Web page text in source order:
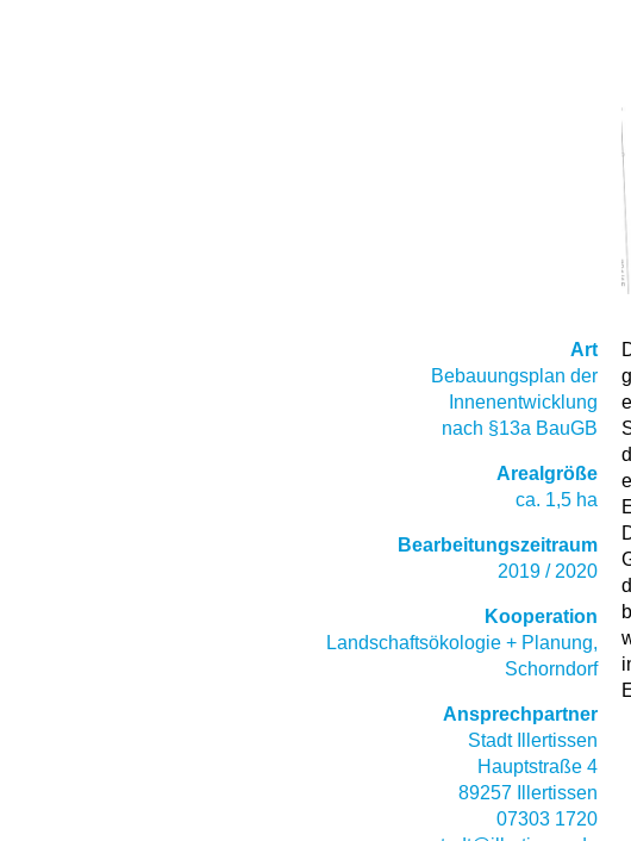
Art
Bebauungsplan der
Innenentwicklung
nach §13a BauGB
Arealgröße
ca. 1,5 ha
Bearbeitungszeitraum
2019 / 2020
Kooperation
Landschaftsökologie + Planung,
Schorndorf
Ansprechpartner
Stadt Illertissen
Hauptstraße 4
89257 Illertissen
07303 1720